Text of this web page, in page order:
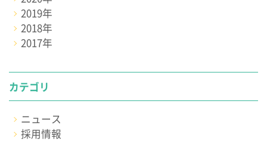
2019年
2018年
2017年
カテゴリ
ニュース
採用情報